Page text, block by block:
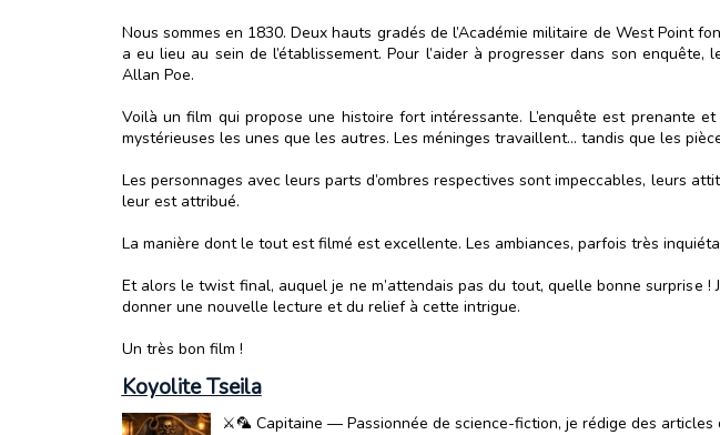
Nous sommes en 1830. Deux hauts gradés de l’Académie militaire de West Point
a eu lieu au sein de l’établissement. Pour l’aider à progresser dans son
Allan Poe.
Voilà un film qui propose une histoire fort intéressante. L’enquête est
mystérieuses les unes que les autres. Les méninges travaillent… tandis que les
Les personnages avec leurs parts d’ombres respectives sont impeccables, leurs
leur est attribué.
La manière dont le tout est filmé est excellente. Les ambiances, parfois très
Et alors le twist final, auquel je ne m’attendais pas du tout, quelle bonne surprise
donner une nouvelle lecture et du relief à cette intrigue.
Un très bon film !
Koyolite Tseila
⚔️🦜 Capitaine — Passionnée de science-fiction, je rédige des articles